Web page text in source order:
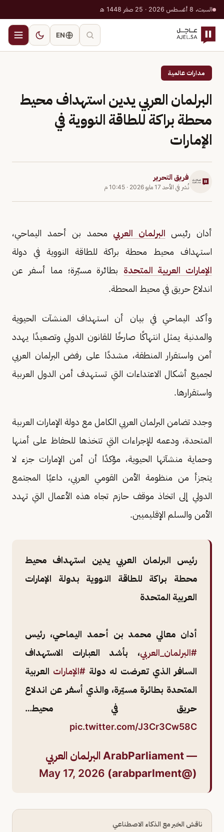
السبت، 8 أغسطس 2026 · 25 صفر 1448 هـ
EN
مدارات عالمية
البرلمان العربي يدين استهداف محيط
محطة براكة للطاقة النووية في
الإمارات
فريق التحرير
نُشر في الأحد 17 مايو 2026 · 10:45 م
أدان رئيس البرلمان العربي محمد بن أحمد اليماحي،
استهداف محيط محطة براكة للطاقة النووية في دولة
الإمارات العربية المتحدة بطائرة مسيّرة؛ مما أسفر عن
اندلاع حريق في محيط المحطة.
وأكد اليماحي في بيان أن استهداف المنشآت الحيوية
والمدنية يمثل انتهاكًا صارخًا للقانون الدولي وتصعيدًا يهدد
أمن واستقرار المنطقة، مشددًا على رفض البرلمان العربي
لجميع أشكال الاعتداءات التي تستهدف أمن الدول العربية
واستقرارها.
وجدد تضامن البرلمان العربي الكامل مع دولة الإمارات العربية
المتحدة، ودعمه للإجراءات التي تتخذها للحفاظ على أمنها
وحماية منشآتها الحيوية، مؤكدًا أن أمن الإمارات جزء لا
يتجزأ من منظومة الأمن القومي العربي، داعيًا المجتمع
الدولي إلى اتخاذ موقف حازم تجاه هذه الأعمال التي تهدد
الأمن والسلم الإقليميين.
رئيس البرلمان العربي يدين استهداف محيط
محطة براكة للطاقة النووية بدولة الإمارات
العربية المتحدة
أدان معالي محمد بن أحمد اليماحي، رئيس
#البرلمان_العربي، بأشد العبارات الاستهداف
السافر الذي تعرضت له دولة #الإمارات العربية
المتحدة بطائرة مسيّرة، والذي أسفر عن اندلاع
حريق في محيط…
pic.twitter.com/J3Cr3Cw58C
— ArabParliament البرلمان العربي
(@arabparlment)
May 17, 2026
ناقش الخبر مع الذكاء الاصطناعي